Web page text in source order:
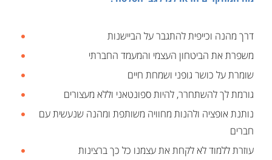
דרך מהנה וכייפית להתגבר על הביישנות
משפרת את הביטחון העצמי והמעמד החברתי
שומרת על כושר גופני ושמחת חיים
גורמת לך להשתחרר, להיות ספונטאני וללא מעצורים
נותנת אופציה ולהנות מחוויה משותפת ומהנה שנעשית עם
חברים
עוזרת ללמוד לא לקחת את עצמנו כל כך ברצינות